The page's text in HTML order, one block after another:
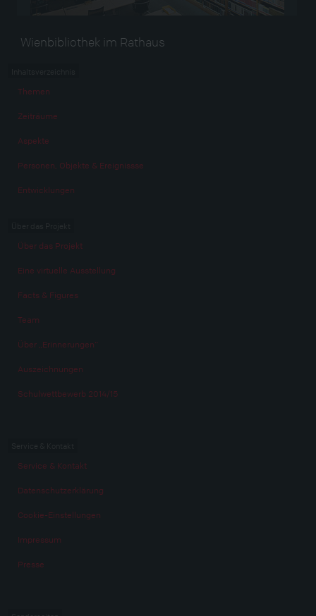
Wienbibliothek im Rathaus
Themen
Zeiträume
Aspekte
Personen, Objekte & Ereignissse
Entwicklungen
Über das Projekt
Eine virtuelle Ausstellung
Facts & Figures
Team
Über „Erinnerungen“
Auszeichnungen
Schulwettbewerb 2014/15
Service & Kontakt
Datenschutzerklärung
Cookie-Einstellungen
Impressum
Presse